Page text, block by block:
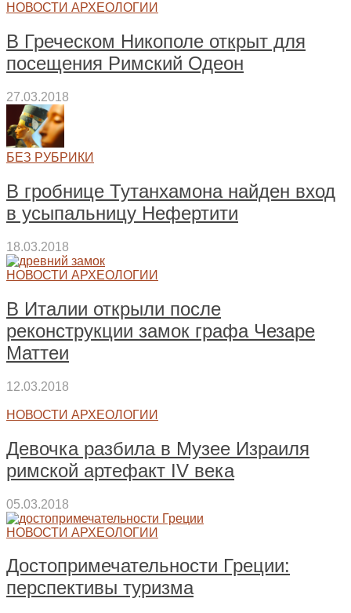
НОВОСТИ АРХЕОЛОГИИ
В Греческом Никополе открыт для
посещения Римский Одеон
27.03.2018
БЕЗ РУБРИКИ
В гробнице Тутанхамона найден вход
в усыпальницу Нефертити
18.03.2018
НОВОСТИ АРХЕОЛОГИИ
В Италии открыли после
реконструкции замок графа Чезаре
Маттеи
12.03.2018
НОВОСТИ АРХЕОЛОГИИ
Девочка разбила в Музее Израиля
римской артефакт IV века
05.03.2018
НОВОСТИ АРХЕОЛОГИИ
Достопримечательности Греции:
перспективы туризма